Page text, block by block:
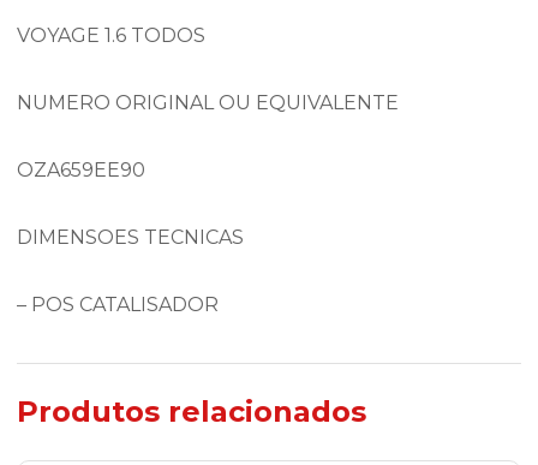
VOYAGE 1.6 TODOS
NUMERO ORIGINAL OU EQUIVALENTE
OZA659EE90
DIMENSOES TECNICAS
– POS CATALISADOR
Produtos relacionados